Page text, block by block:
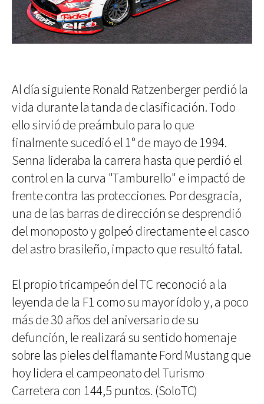
Al día siguiente Ronald Ratzenberger perdió la
vida durante la tanda de clasificación. Todo
ello sirvió de preámbulo para lo que
finalmente sucedió el 1° de mayo de 1994.
Senna lideraba la carrera hasta que perdió el
control en la curva "Tamburello" e impactó de
frente contra las protecciones. Por desgracia,
una de las barras de dirección se desprendió
del monoposto y golpeó directamente el casco
del astro brasileño, impacto que resultó fatal.
El propio tricampeón del TC reconoció a la
leyenda de la F1 como su mayor ídolo y, a poco
más de 30 años del aniversario de su
defunción, le realizará su sentido homenaje
sobre las pieles del flamante Ford Mustang que
hoy lidera el campeonato del Turismo
Carretera con 144,5 puntos. (SoloTC)